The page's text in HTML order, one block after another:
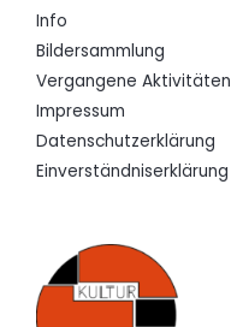
Info
Bildersammlung
Vergangene Aktivitäten
Impressum
Datenschutzerklärung
Einverständniserklärung